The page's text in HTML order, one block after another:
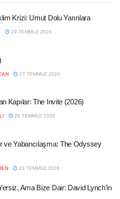
Krizi: Umut Dolu Yarınlara
29 TEMMUZ 2026
27 TEMMUZ 2026
Kapılar: The Invite (2026)
26 TEMMUZ 2026
ve Yabancılaşma: The Odyssey
23 TEMMUZ 2026
Ama Bize Dair: David Lynch’in